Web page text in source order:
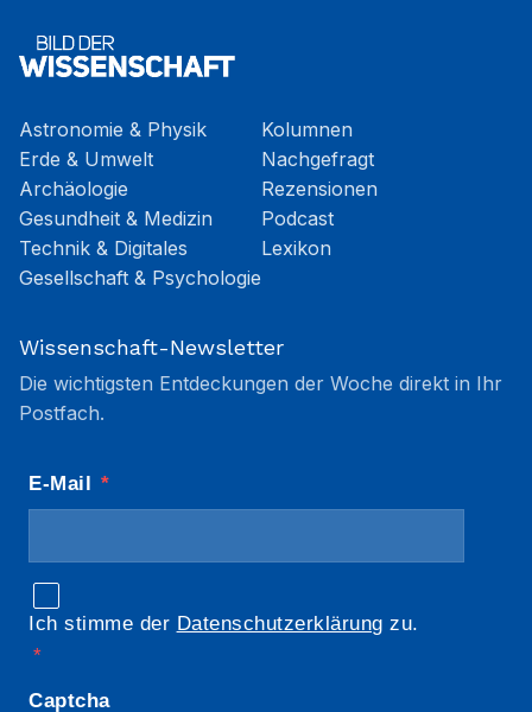
Astronomie & Physik
Erde & Umwelt
Archäologie
Gesundheit & Medizin
Technik & Digitales
Gesellschaft & Psychologie
Kolumnen
Nachgefragt
Rezensionen
Podcast
Lexikon
Wissenschaft-Newsletter
Die wichtigsten Entdeckungen der Woche direkt in Ihr
Postfach.